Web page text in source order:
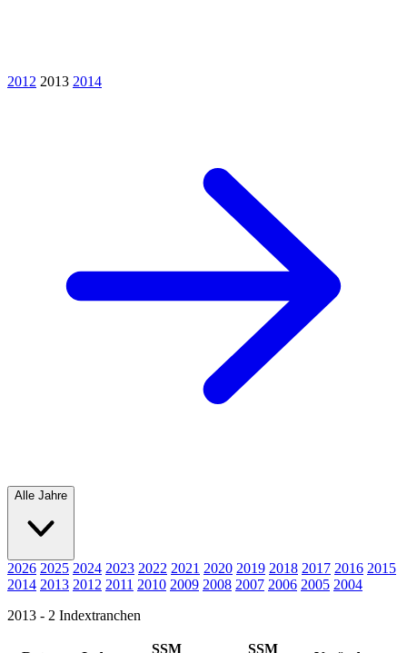
2012 2013 2014
Alle Jahre
2026 2025 2024 2023 2022 2021 2020 2019 2018 2017 2016 2015
2014 2013 2012 2011 2010 2009 2008 2007 2006 2005 2004
2013 - 2 Indextranchen
SSM
SSM